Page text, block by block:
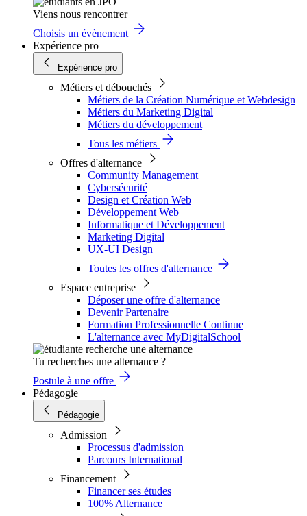
Viens nous rencontrer
Choisis un évènement
Expérience pro
Expérience pro
Métiers et débouchés
Métiers de la Création Numérique et Webdesign
Métiers du Marketing Digital
Métiers du développement
Tous les métiers
Offres d'alternance
Community Management
Cybersécurité
Design et Création Web
Développement Web
Informatique et Développement
Marketing Digital
UX-UI Design
Toutes les offres d'alternance
Espace entreprise
Déposer une offre d'alternance
Devenir Partenaire
Formation Professionnelle Continue
L'alternance avec MyDigitalSchool
Tu recherches une alternance ?
Postule à une offre
Pédagogie
Pédagogie
Admission
Processus d'admission
Parcours International
Financement
Financer ses études
100% Alternance